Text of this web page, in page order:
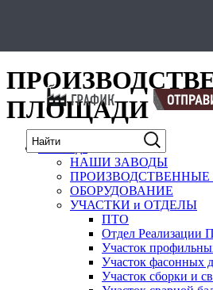
ПЛОЩАДИ
О заводе
НАШИ ЗАВОДЫ
ОБОРУДОВАНИЕ
УЧАСТКИ и ОТДЕЛЫ
ПТО
Отдел Реализации
Участок
Участок фасонных
Участок сборки и